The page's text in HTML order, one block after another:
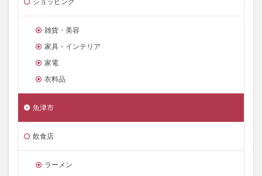
雑貨・美容
家具・インテリア
家電
衣料品
魚津市
飲食店
ラーメン